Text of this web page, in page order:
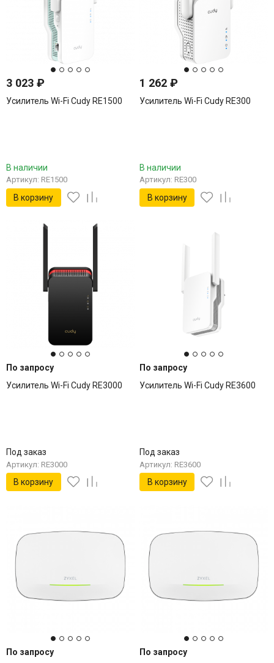
3 023 ₽
Усилитель Wi-Fi Cudy RE1500
В наличии
Артикул: RE1500
В корзину
1 262₽
Усилитель Wi-Fi Cudy RE300
В наличии
Артикул: RE300
В корзину
По запросу
Усилитель Wi-Fi Cudy RE3000
Под заказ
Артикул: RE3000
В корзину
По запросу
Усилитель Wi-Fi Cudy RE3600
Под заказ
Артикул: RE3600
В корзину
По запросу По запросу